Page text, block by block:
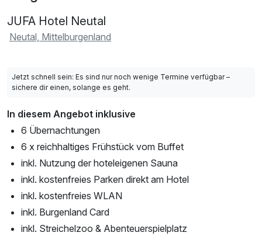
JUFA Hotel Neutal
Neutal, Mittelburgenland
Jetzt schnell sein: Es sind nur noch wenige Termine verfügbar –
sichere dir einen, solange es geht.
In diesem Angebot inklusive
6 Übernachtungen
6 x reichhaltiges Frühstück vom Buffet
inkl. Nutzung der hoteleigenen Sauna
inkl. kostenfreies Parken direkt am Hotel
inkl. kostenfreies WLAN
inkl. Burgenland Card
inkl. Streichelzoo & Abenteuerspielplatz